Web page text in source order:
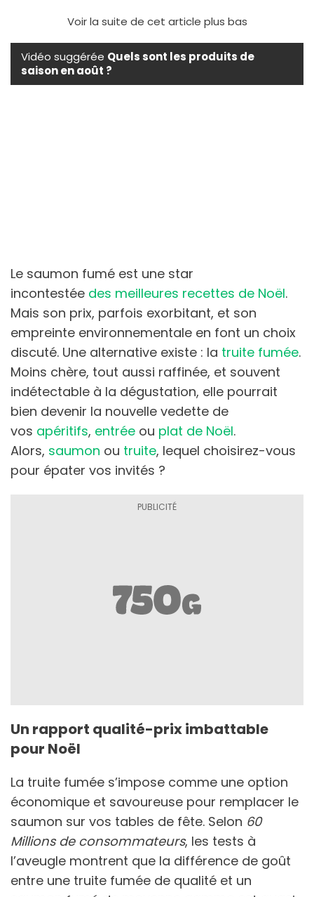
Voir la suite de cet article plus bas
Vidéo suggérée Quels sont les produits de
saison en août ?
Le saumon fumé est une star
incontestée des meilleures recettes de Noël.
Mais son prix, parfois exorbitant, et son
empreinte environnementale en font un choix
discuté. Une alternative existe : la truite fumée.
Moins chère, tout aussi raffinée, et souvent
indétectable à la dégustation, elle pourrait
bien devenir la nouvelle vedette de
vos apéritifs, entrée ou plat de Noël.
Alors, saumon ou truite, lequel choisirez-vous
pour épater vos invités ?
Un rapport qualité-prix imbattable
pour Noël
La truite fumée s’impose comme une option
économique et savoureuse pour remplacer le
saumon sur vos tables de fête. Selon 60
Millions de consommateurs, les tests à
l’aveugle montrent que la différence de goût
entre une truite fumée de qualité et un